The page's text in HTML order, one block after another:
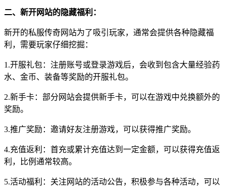
二、新开网站的隐藏福利：
新开的私服传奇网站为了吸引玩家，通常会提供各种隐藏福
利，需要玩家仔细挖掘：
1.开服礼包：注册账号或登录游戏后，会收到包含大量经验药
水、金币、装备等奖励的开服礼包。
2.新手卡：部分网站会提供新手卡，可以在游戏中兑换额外的
奖励。
3.推广奖励：邀请好友注册游戏，可以获得推广奖励。
4.充值返利：首充或累计充值达到一定金额，可以获得充值返
利，比例通常较高。
5.活动福利：关注网站的活动公告，积极参与各种活动，可以